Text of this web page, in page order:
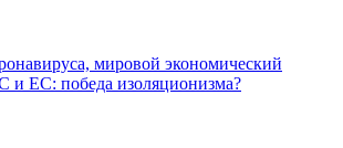
мировой экономический
и ЕС: победа изоляционизма?